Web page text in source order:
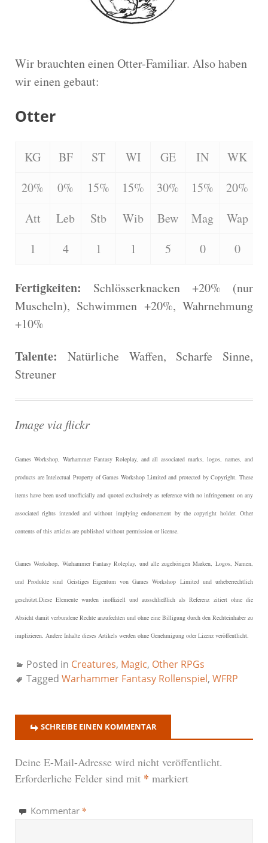
Wir brauchten einen Otter-Familiar. Also haben
wir einen gebaut:
Otter
KG BF ST WI GE IN WK
20%
0% 15% 15% 30% 15% 20%
Att
Leb Stb Wib Bew Mag Wap
1
4 1 1 5 0 0
Fertigkeiten: Schlösserknacken +20% (nur
Muscheln), Schwimmen +20%, Wahrnehmung
+10%
Talente: Natürliche Waffen, Scharfe Sinne,
Streuner
Image via flickr
Games Workshop, Warhammer Fantasy Roleplay, and all associated marks, logos, names, and
products are Intelectual Property of Games Workshop Limited and protected by Copyright. These
items have been used unofficially and quoted exclusively as reference with no infringement on any
associated rights intended and without implying endorsement by the copyright holder. Other
contents of this articles are published without permission or license.
Games Workshop, Warhammer Fantasy Roleplay, und alle zugehörigen Marken, Logos, Namen,
und Produkte sind Geistiges Eigentum von Games Workshop Limited und urheberrechtlich
geschützt.Diese Elemente wurden inoffiziell und ausschließlich als Referenz zitiert ohne die
Absicht damit verbundene Rechte anzufechten und ohne eine Billigung durch den Rechteinhaber zu
implizieren. Andere Inhalte dieses Artikels werden ohne Genehmigung oder Lizenz veröffentlicht.
Posted in Creatures, Magic, Other RPGs
Tagged Warhammer Fantasy Rollenspiel, WFRP
SCHREIBE EINEN KOMMENTAR
Deine E-Mail-Adresse wird nicht veröffentlicht.
Erforderliche Felder sind mit * markiert
Kommentar *